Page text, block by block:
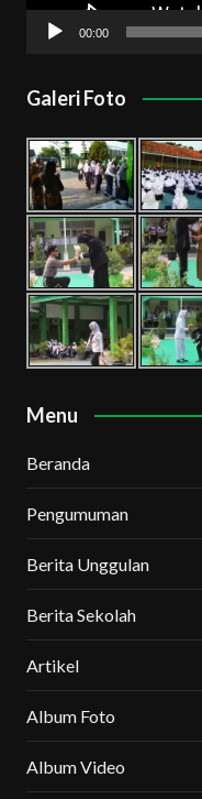
00:00
Galeri Foto
Menu
Beranda
Pengumuman
Berita Unggulan
Berita Sekolah
Artikel
Album Foto
Album Video